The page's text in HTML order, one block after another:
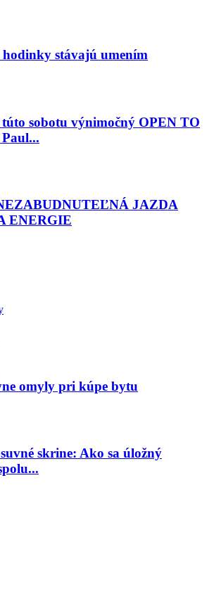
hodinky stávajú umením
sobotu výnimočný OPEN TO
JAZDA
ENERGIE
omyly pri kúpe bytu
skrine: Ako sa úložný